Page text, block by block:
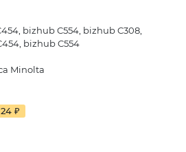
bizhub C554, bizhub C308,
bizhub C554
Minolta
₽